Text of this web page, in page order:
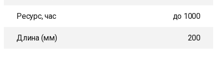
Ресурс, час до 1000
Длина (мм) 200